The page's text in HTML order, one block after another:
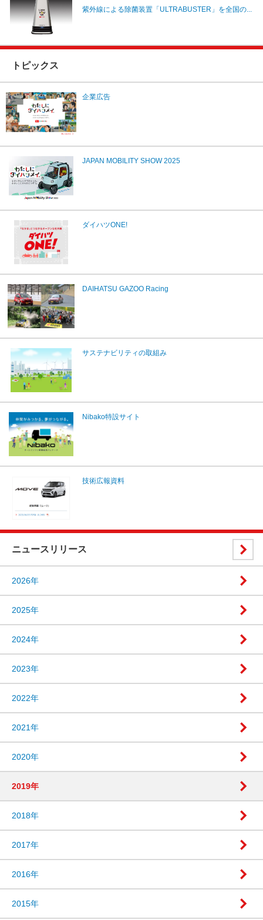
紫外線による除菌装置「ULTRABUSTER」を全国の...
トピックス
企業広告
JAPAN MOBILITY SHOW 2025
ダイハツONE!
DAIHATSU GAZOO Racing
サステナビリティの取組み
Nibako特設サイト
技術広報資料
ニュースリリース
2026年
2025年
2024年
2023年
2022年
2021年
2020年
2019年
2018年
2017年
2016年
2015年